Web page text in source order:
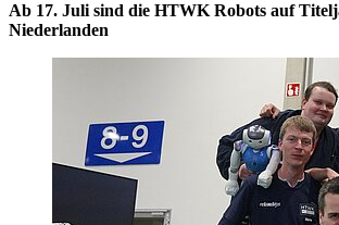
Ab 17. Juli sind die HTWK Robots auf
Niederlanden